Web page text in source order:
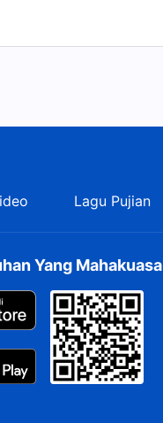
Lagu Pujian
Yang Mahakuasa